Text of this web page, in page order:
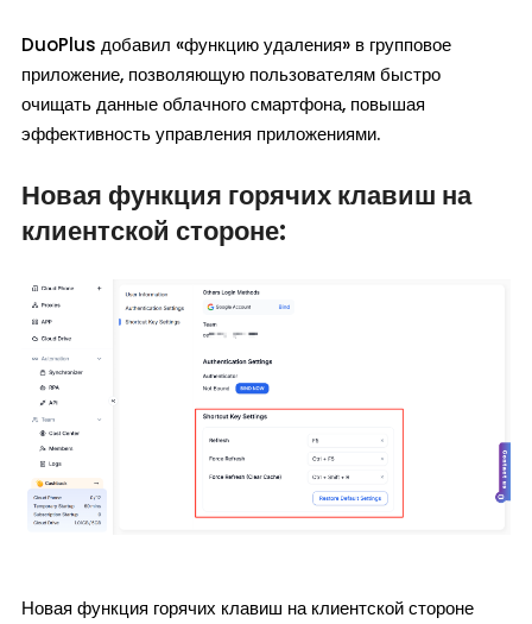
DuoPlus добавил «функцию удаления» в групповое
приложение, позволяющую пользователям быстро
очищать данные облачного смартфона, повышая
эффективность управления приложениями.
Новая функция горячих клавиш на
клиентской стороне:
Новая функция горячих клавиш на клиентской стороне